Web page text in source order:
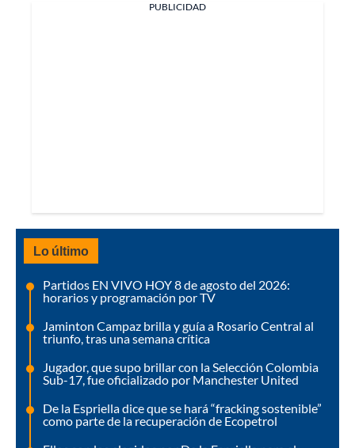
PUBLICIDAD
Lo último
Partidos EN VIVO HOY 8 de agosto del 2026:
horarios y programación por TV
Jaminton Campaz brilla y guía a Rosario Central al
triunfo, tras una semana crítica
Jugador, que supo brillar con la Selección Colombia
Sub-17, fue oficializado por Manchester United
De la Espriella dice que se hará “fracking sostenible”
como parte de la recuperación de Ecopetrol